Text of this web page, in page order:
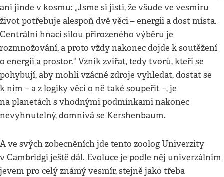
ani jinde v kosmu: „Jsme si jisti, že všude ve vesmíru
život potřebuje alespoň dvě věci – energii a dost místa.
Centrální hnací silou přirozeného výběru je
rozmnožování, a proto vždy nakonec dojde k soutěžení
o energii a prostor.“ Vznik zvířat, tedy tvorů, kteří se
pohybují, aby mohli vzácné zdroje vyhledat, dostat se
k nim – a z logiky věci o ně také soupeřit –, je
na planetách s vhodnými podmínkami nakonec
nevyhnutelný, domnívá se Kershenbaum.
A ve svých zobecněních jde tento zoolog Univerzity
v Cambridgi ještě dál. Evoluce je podle něj univerzálním
jevem pro celý známý vesmír, stejně jako třeba